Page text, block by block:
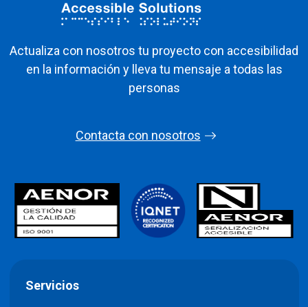
Actualiza con nosotros tu proyecto con accesibilidad
en la información y lleva tu mensaje a todas las
personas
Contacta con nosotros
Servicios